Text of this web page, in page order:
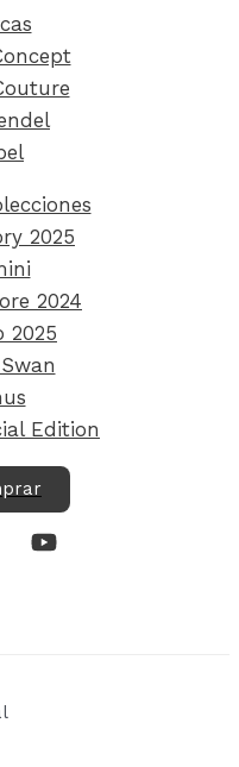
2025
2024
2025
Edition